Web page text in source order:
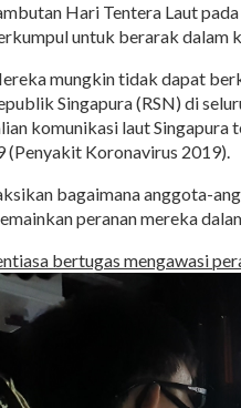
Hari Tentera Laut
untuk berarak dalam
mungkin tidak dapat
Singapura (RSN) di
komunikasi laut Singapura
(Penyakit Koronavirus 2019).
bagaimana anggota-
peranan mereka
bertugas mengawasi